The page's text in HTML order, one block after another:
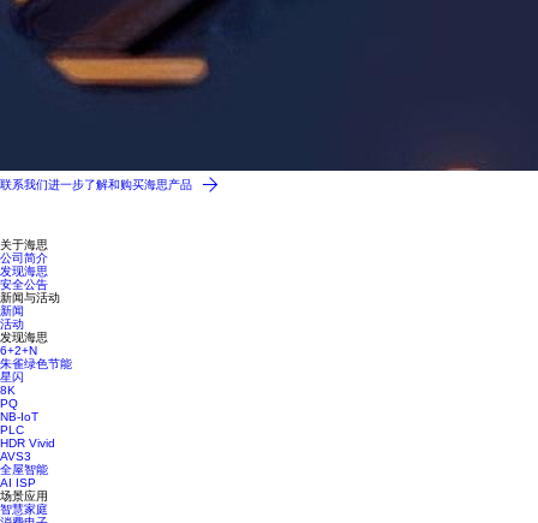
联系我们进一步了解和购买海思产品
关于海思
公司简介
发现海思
安全公告
新闻与活动
新闻
活动
发现海思
6+2+N
朱雀绿色节能
星闪
8K
PQ
NB-IoT
PLC
HDR Vivid
AVS3
全屋智能
AI ISP
场景应用
智慧家庭